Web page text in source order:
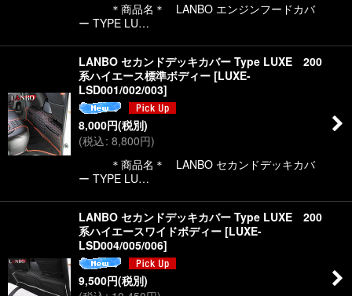
＊商品名＊ LANBO エンジンフードカバ
ー TYPE LU…
LANBO セカンドデッキカバー Type LUXE 200
系ハイエース標準ボディー [LUXE-
LSD001/002/003]
8,000円(税別)
(税込: 8,800円)
＊商品名＊ LANBO セカンドデッキカバ
ー TYPE LU…
LANBO セカンドデッキカバー Type LUXE 200
系ハイエースワイドボディー [LUXE-
LSD004/005/006]
9,500円(税別)